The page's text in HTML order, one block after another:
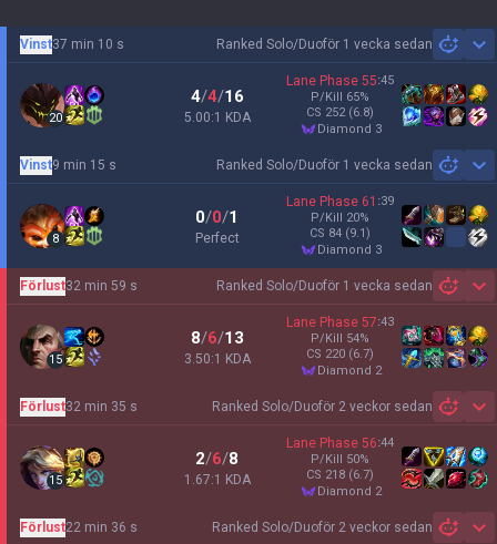
Ranked Solo/Duoför 1 vecka sedan
Vinst37 min 10 s
20
4/4/16
5.00:1 KDA
Lane Phase 55:45
P/Kill 65%
CS 252 (6.8)
diamond 3
Ranked Solo/Duoför 1 vecka sedan
Vinst9 min 15 s
8
0/0/1
Perfect
Lane Phase 61 :39
P/Kill 20%
CS 84 (9.1)
diamond 3
Ranked Solo/Duoför 1 vecka sedan
Förlust32 min 59 s
15
8/6/13
3.50:1 KDA
Lane Phase 57:43
P/Kill 54%
CS 220 (6.7)
diamond 2
Ranked Solo/Duoför 2 veckor sedan
Förlust32 min 35 s
15
2/6/8
1.67:1 KDA
Lane Phase 56:44
P/Kill 50%
CS 218 (6.7)
diamond 2
Ranked Solo/Duoför 2 veckor sedan
Förlust22 min 36 s